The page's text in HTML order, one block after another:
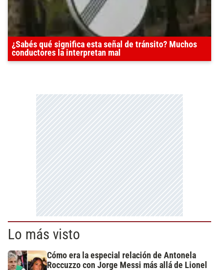
¿Sabés qué significa esta señal de tránsito? Muchos
conductores la interpretan mal
Lo más visto
Cómo era la especial relación de Antonela
Roccuzzo con Jorge Messi más allá de Lionel